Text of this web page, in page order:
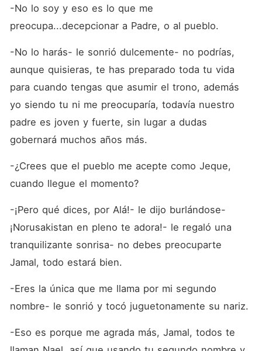
-No lo soy y eso es lo que me
preocupa...decepcionar a Padre, o al pueblo.
-No lo harás- le sonrió dulcemente- no podrías,
aunque quisieras, te has preparado toda tu vida
para cuando tengas que asumir el trono, además
yo siendo tu ni me preocuparía, todavía nuestro
padre es joven y fuerte, sin lugar a dudas
gobernará muchos años más.
-¿Crees que el pueblo me acepte como Jeque,
cuando llegue el momento?
-¡Pero qué dices, por Alá!- le dijo burlándose-
¡Norusakistan en pleno te adora!- le regaló una
tranquilizante sonrisa- no debes preocuparte
Jamal, todo estará bien.
-Eres la única que me llama por mi segundo
nombre- le sonrió y tocó juguetonamente su nariz.
-Eso es porque me agrada más, Jamal, todos te